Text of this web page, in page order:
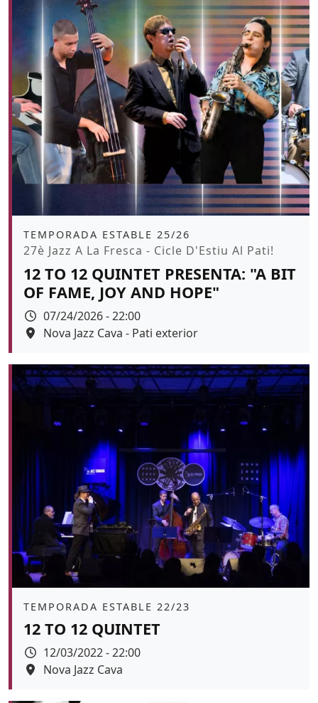
Àmbit
TEMPORADA ESTABLE 25/26
Promoció
27è Jazz A La Fresca - Cicle D'Estiu Al Pati!
12 TO 12 QUINTET PRESENTA: "A BIT
OF FAME, JOY AND HOPE"
Data
07/24/2026 - 22:00
Espai
Nova Jazz Cava - Pati exterior
Àmbit
TEMPORADA ESTABLE 22/23
12 TO 12 QUINTET
Data
12/03/2022 - 22:00
Espai
Nova Jazz Cava